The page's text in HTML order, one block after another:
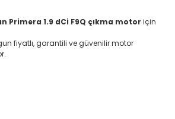
Primera 1.9 dCi F9Q çıkma motor için
fiyatlı, garantili ve güvenilir motor